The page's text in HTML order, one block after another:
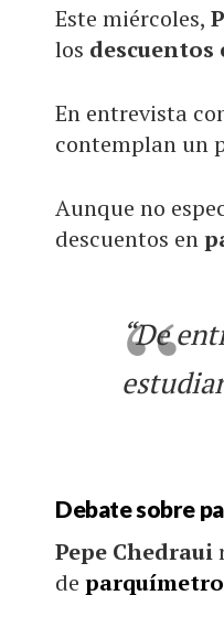
Este miércoles,
los descuentos
En entrevista
contemplan un
Aunque no
descuentos en
“De
Debate sobre
Pepe Chedraui
de